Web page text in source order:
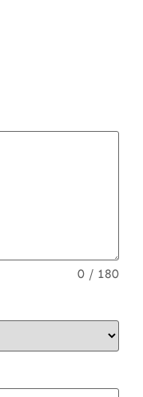
0 / 180